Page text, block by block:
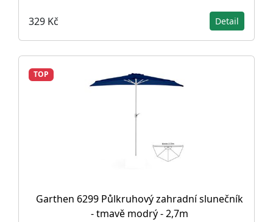
329 Kč Detail
TOP
Garthen 6299 Půlkruhový zahradní slunečník
- tmavě modrý - 2,7m